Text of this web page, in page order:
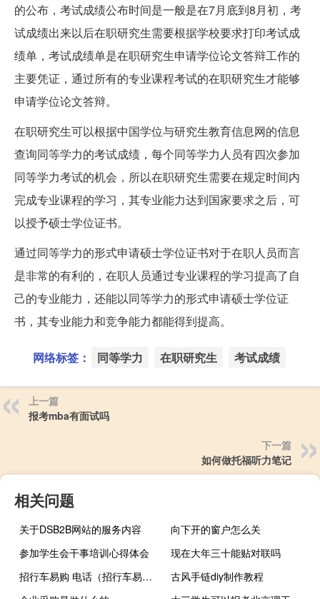
的公布，考试成绩公布时间是一般是在7月底到8月初，考
试成绩出来以后在职研究生需要根据学校要求打印考试成
绩单，考试成绩单是在职研究生申请学位论文答辩工作的
主要凭证，通过所有的专业课程考试的在职研究生才能够
申请学位论文答辩。
在职研究生可以根据中国学位与研究生教育信息网的信息
查询同等学力的考试成绩，每个同等学力人员有四次参加
同等学力考试的机会，所以在职研究生需要在规定时间内
完成专业课程的学习，其专业能力达到国家要求之后，可
以授予硕士学位证书。
通过同等学力的形式申请硕士学位证书对于在职人员而言
是非常的有利的，在职人员通过专业课程的学习提高了自
己的专业能力，还能以同等学力的形式申请硕士学位证
书，其专业能力和竞争能力都能得到提高。
网络标签： 同等学力 在职研究生 考试成绩
上一篇
报考mba有面试吗
下一篇
如何做托福听力笔记
相关问题
关于DSB2B网站的服务内容
向下开的窗户怎么关
参加学生会干事培训心得体会
现在大年三十能贴对联吗
招行车易购 电话（招行车易购申请条件及资料）
古风手链diy制作教程